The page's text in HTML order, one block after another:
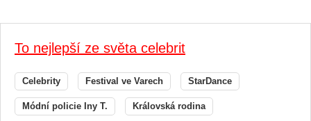
To nejlepší ze světa celebrit
Celebrity Festival ve Varech StarDance
Módní policie Iny T. Královská rodina